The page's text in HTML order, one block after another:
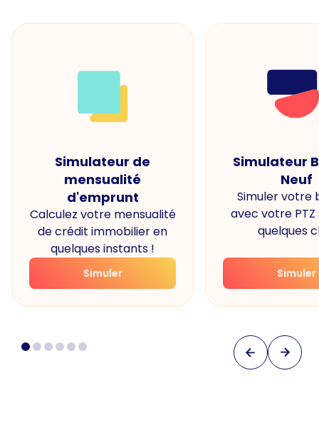
Simulateur de
mensualité
d'emprunt
Calculez votre mensualité
de crédit immobilier en
quelques instants !
Simuler
Simulateur
Neuf
Simuler votre
avec votre PTZ
quelques
Simuler